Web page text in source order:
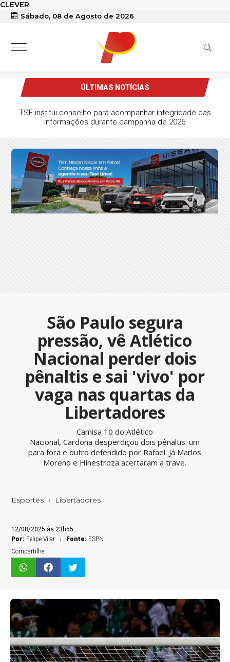
CLEVER
Sábado, 08 de Agosto de 2026
ÚLTIMAS NOTÍCIAS
TSE institui conselho para acompanhar integridade das
informações durante campanha de 2026
São Paulo segura
pressão, vê Atlético
Nacional perder dois
pênaltis e sai 'vivo' por
vaga nas quartas da
Libertadores
Camisa 10 do Atlético
Nacional, Cardona desperdiçou dois pênaltis: um
para fora e outro defendido por Rafael. Já Marlos
Moreno e Hinestroza acertaram a trave.
Esportes Libertadores
12/08/2025 às 23h55
Por: Felipe Vilar Fonte: ESPN
Compartilhe: